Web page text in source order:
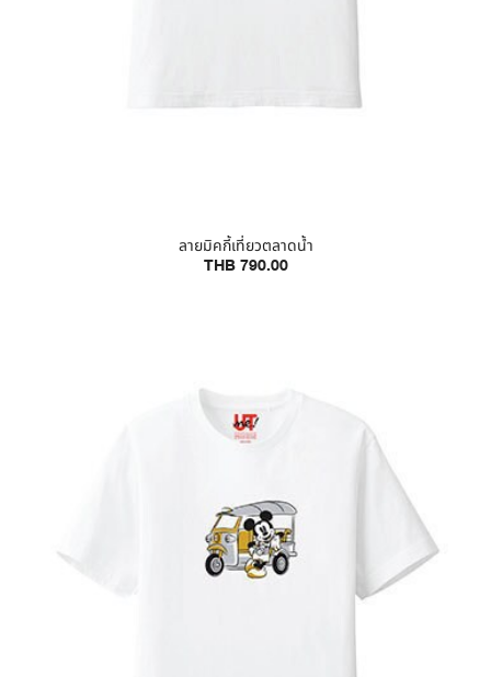
ลายมิคกี้เที่ยวตลาดน้ำ
THB 790.00